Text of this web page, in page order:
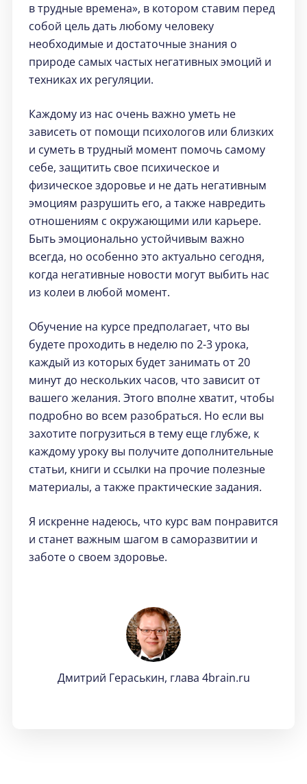
в трудные времена», в котором ставим перед
собой цель дать любому человеку
необходимые и достаточные знания о
природе самых частых негативных эмоций и
техниках их регуляции.
Каждому из нас очень важно уметь не
зависеть от помощи психологов или близких
и суметь в трудный момент помочь самому
себе, защитить свое психическое и
физическое здоровье и не дать негативным
эмоциям разрушить его, а также навредить
отношениям с окружающими или карьере.
Быть эмоционально устойчивым важно
всегда, но особенно это актуально сегодня,
когда негативные новости могут выбить нас
из колеи в любой момент.
Обучение на курсе предполагает, что вы
будете проходить в неделю по 2-3 урока,
каждый из которых будет занимать от 20
минут до нескольких часов, что зависит от
вашего желания. Этого вполне хватит, чтобы
подробно во всем разобраться. Но если вы
захотите погрузиться в тему еще глубже, к
каждому уроку вы получите дополнительные
статьи, книги и ссылки на прочие полезные
материалы, а также практические задания.
Я искренне надеюсь, что курс вам понравится
и станет важным шагом в саморазвитии и
заботе о своем здоровье.
Дмитрий Гераськин, глава 4brain.ru